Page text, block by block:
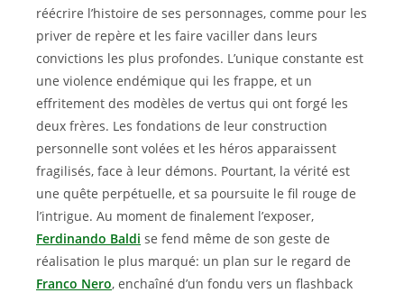
réécrire l’histoire de ses personnages, comme pour les
priver de repère et les faire vaciller dans leurs
convictions les plus profondes. L’unique constante est
une violence endémique qui les frappe, et un
effritement des modèles de vertus qui ont forgé les
deux frères. Les fondations de leur construction
personnelle sont volées et les héros apparaissent
fragilisés, face à leur démons. Pourtant, la vérité est
une quête perpétuelle, et sa poursuite le fil rouge de
l’intrigue. Au moment de finalement l’exposer,
Ferdinando Baldi se fend même de son geste de
réalisation le plus marqué: un plan sur le regard de
Franco Nero, enchaîné d’un fondu vers un flashback